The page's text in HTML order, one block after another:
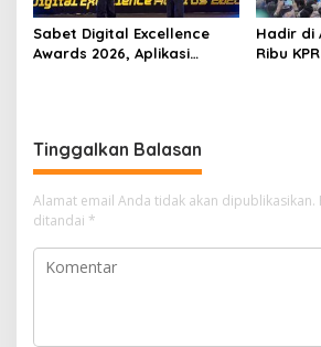
Sabet Digital Excellence
Awards 2026, Aplikasi
Hadir di
Ribu
Tinggalkan Balasan
Alamat email Anda tidak akan dipublikasikan.
ditandai *